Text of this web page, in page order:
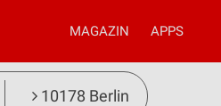
MAGAZIN APPS
10178 Berlin